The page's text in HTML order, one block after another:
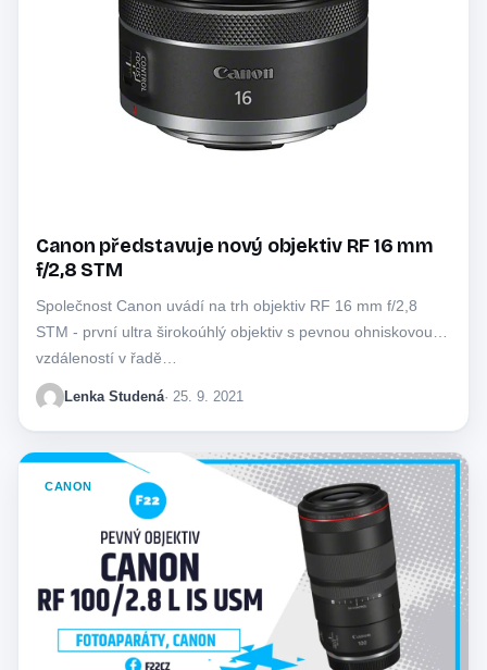
Canon představuje nový objektiv RF 16 mm
f/2,8 STM
Společnost Canon uvádí na trh objektiv RF 16 mm f/2,8
STM - první ultra širokoúhlý objektiv s pevnou ohniskovou
vzdáleností v řadě…
Lenka Studená· 25. 9. 2021
CANON